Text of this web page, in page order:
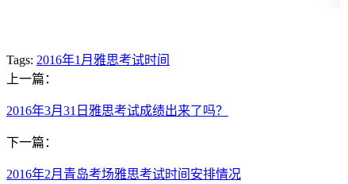
Tags: 2016年1月雅思考试时间
上一篇：
2016年3月31日雅思考试成绩出来了吗？
下一篇：
2016年2月青岛考场雅思考试时间安排情况